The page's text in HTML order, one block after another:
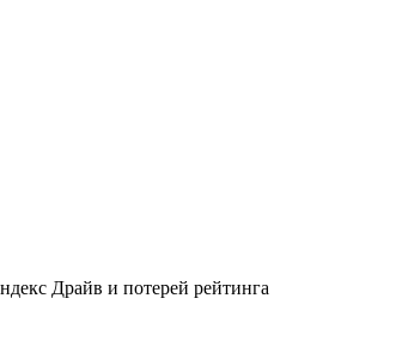
Драйв и потерей рейтинга